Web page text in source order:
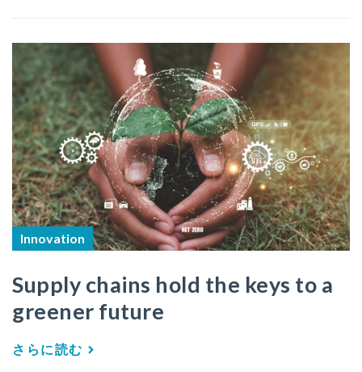
Innovation
Supply chains hold the keys to a
greener future
さらに読む